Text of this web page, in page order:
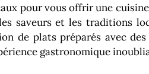
pour vous offrir une
saveurs et les traditions
de plats préparés avec
gastronomique